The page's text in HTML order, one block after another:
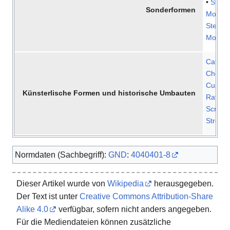
Sonderformen
•
Künsterlische Formen und historische Umbauten
Cafe
Ratbike
Normdaten (Sachbegriff): GND: 4040401-8
Dieser Artikel wurde von Wikipedia
herausgegeben.
Der Text ist unter Creative Commons Attribution-Share
Alike 4.0
verfügbar, sofern nicht anders angegeben.
Für die Mediendateien können zusätzliche